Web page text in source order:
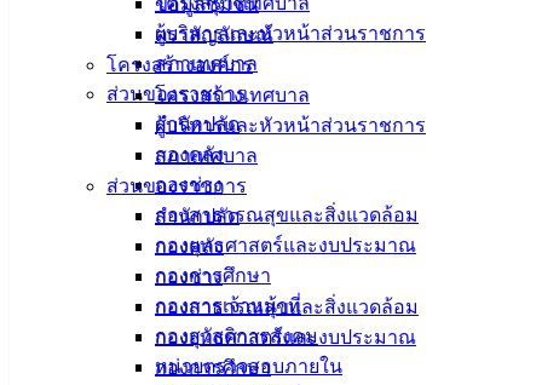
ผู้บริหารและหัวหน้าส่วนราชการ
สภาเทศบาล
ส่วนของราชการ
สำนักปลัด
กองคลัง
กองช่าง
กองสาธารณสุขและสิ่งแวดล้อม
กองยุทธศาสตร์และงบประมาณ
กองการศึกษา
กองการเจ้าหน้าที่
กองสวัสดิการสังคม
หน่วยตรวจสอบภายใน
ข้อมูลชุมชน
ตราสัญลักษณ์
โครงสร้างองค์กร
โครงสร้างเทศบาล
ผู้บริหารและหัวหน้าส่วนราชการ
สภาเทศบาล
ส่วนของราชการ
สำนักปลัด
กองคลัง
กองช่าง
กองสาธารณสุขและสิ่งแวดล้อม
กองยุทธศาสตร์และงบประมาณ
กองการศึกษา